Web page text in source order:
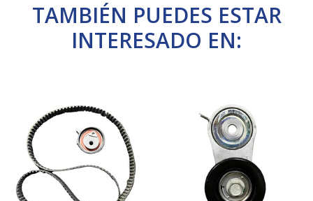
TAMBIÉN PUEDES ESTAR
INTERESADO EN: